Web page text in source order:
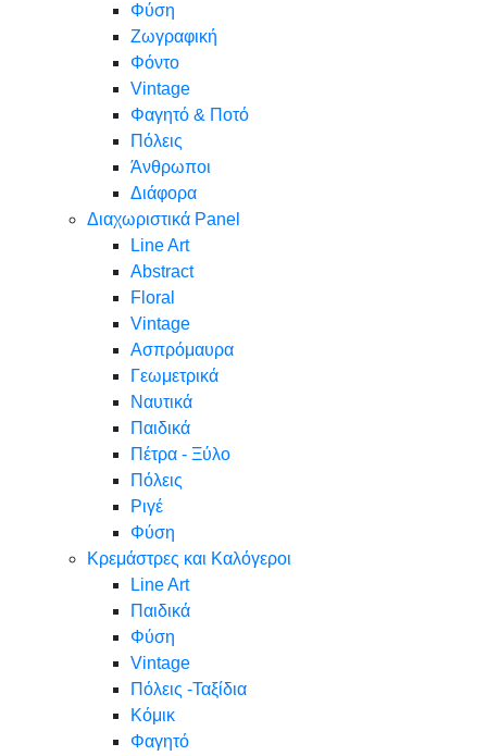
Φύση
Ζωγραφική
Φόντο
Vintage
Φαγητό & Ποτό
Πόλεις
Άνθρωποι
Διάφορα
Διαχωριστικά Panel
Line Art
Abstract
Floral
Vintage
Ασπρόμαυρα
Γεωμετρικά
Ναυτικά
Παιδικά
Πέτρα - Ξύλο
Πόλεις
Ριγέ
Φύση
Κρεμάστρες και Καλόγεροι
Line Art
Παιδικά
Φύση
Vintage
Πόλεις -Ταξίδια
Κόμικ
Φαγητό